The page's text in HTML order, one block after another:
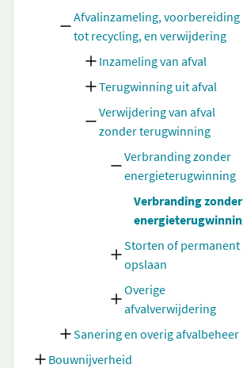
Afvalinzameling, voorbereiding
tot recycling, en verwijdering
Inzameling van afval
Terugwinning uit afval
Verwijdering van afval
zonder terugwinning
Verbranding zonder
energieterugwinning
Verbranding zonder
Storten of permanent
opslaan
Overige
afvalverwijdering
Sanering en overig afvalbeheer
Bouwnijverheid